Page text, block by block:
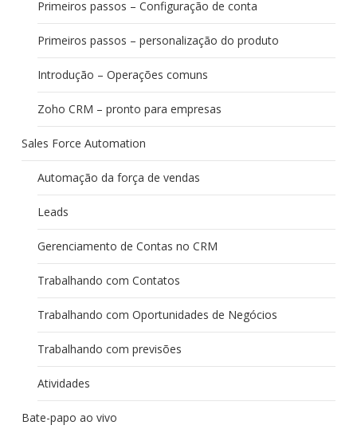
Primeiros passos – Configuração de conta
Primeiros passos – personalização do produto
Introdução – Operações comuns
Zoho CRM – pronto para empresas
Sales Force Automation
Automação da força de vendas
Leads
Gerenciamento de Contas no CRM
Trabalhando com Contatos
Trabalhando com Oportunidades de Negócios
Trabalhando com previsões
Atividades
Bate-papo ao vivo